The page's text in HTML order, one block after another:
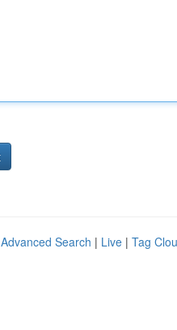
Advanced Search | Live | Tag